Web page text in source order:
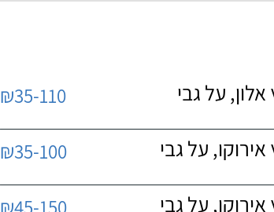
על גבי
₪35-110
על גבי
₪35-100
על גבי